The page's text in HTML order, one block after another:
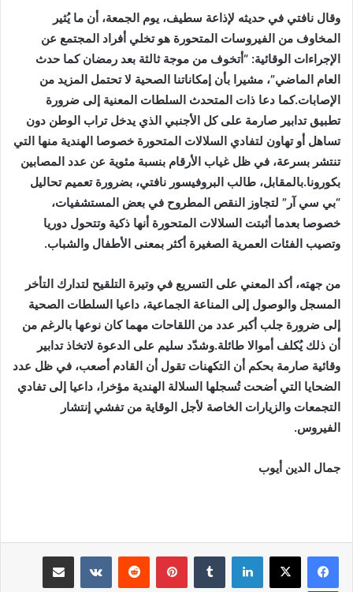
وقال نافتي في حديثه لإذاعة سطيف، يوم الجمعة، أن ما يُثير
المخاوف من الفيروسات المتحورة هو تخلي أفراد المجتمع عن
الإجراءات الوقائية: “أتخوف من موجة ثالثة بعد رمضان كما حدث
العام الماضي”، مشيرا بأن إمكاناتنا الصحية لا تحتمل المزيد من
الإصابات.كما دعا ذات المتحدث السلطات المعنية إلى ضرورة
تطبيق تدابير صارمة على كل الأجنبي الذي يدخل تراب الوطن دون
تساهل أو تهاون لتفادي السلالات المتحورة خصوصا الهندية منها التي
تنتشر بسرعة، في ظل غياب الأرقام بنسبة مئوية عن عدد المصابين
بكورونا.بالمقابل، طالب البروفيسور نافتي، بضرورة تعميم تحاليل
“بي سي آر” لتجاوز النقص المطروح في بعض المستشفيات،
خصوصا بعدما أثبتت السلالات المتحورة أنها ذكية وتتحول دوريا
وتصيب الفئات العمرية الصغيرة أكثر بمعنى الأطفال والشباب.
من جهته، أكد المعني على التسريع في وتيرة التلقيح لتدارك التأخر
المسجل والوصول إلى المناعة الجماعية، داعيا السلطات الصحية
إلى ضرورة جلب أكبر عدد من اللقاحات مهما كان نوعها بالرغم من
أن ذلك يُكلف أموالا طائلة.وشدّد سليم على الدعوة لاتخاذ تدابير
وقائية صارمة بحكم أن التكهنات تقول أن القادم أصعب، في ظل عدد
الضحايا التي أضحت تُسجلها السلالة الهندية مؤخرا، داعيا إلى تفادي
التجمعات والزيارات الخاصة لأجل الوقاية من تفشي إنتشار
الفيروس.
جمال الدين أيوب
لينكدإن بينتيريست